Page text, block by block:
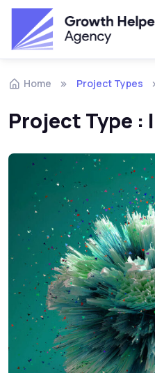
Skip to navigation
Skip to content
Home Project Types
Project Type :